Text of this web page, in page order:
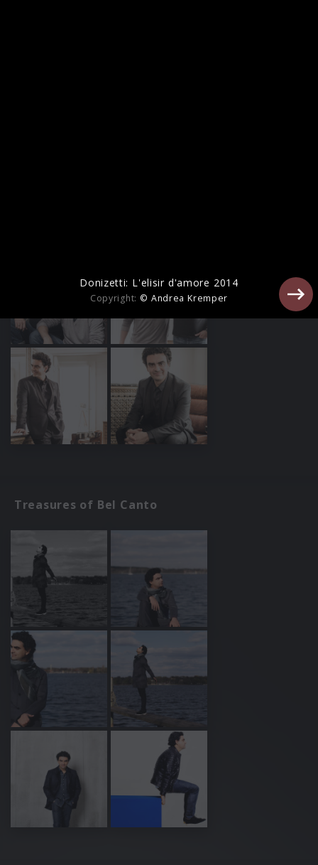
Treasures of Bel Canto
Donizetti: L'elisir d'amore 2014
Copyright: © Andrea Kremper